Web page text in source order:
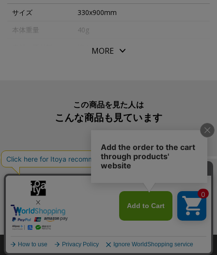
サイズ
330x900mm
本体重量
40g
綿１００％
MORE
この商品を見た人は
こんな商品も見ています
こんな商品も買っています
Copyright©伊東屋 All Rights Reserved.